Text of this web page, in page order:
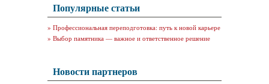
Популярные статьи
» Профессиональная переподготовка: путь к новой карьере
» Выбор памятника — важное и ответственное решение
Новости партнеров